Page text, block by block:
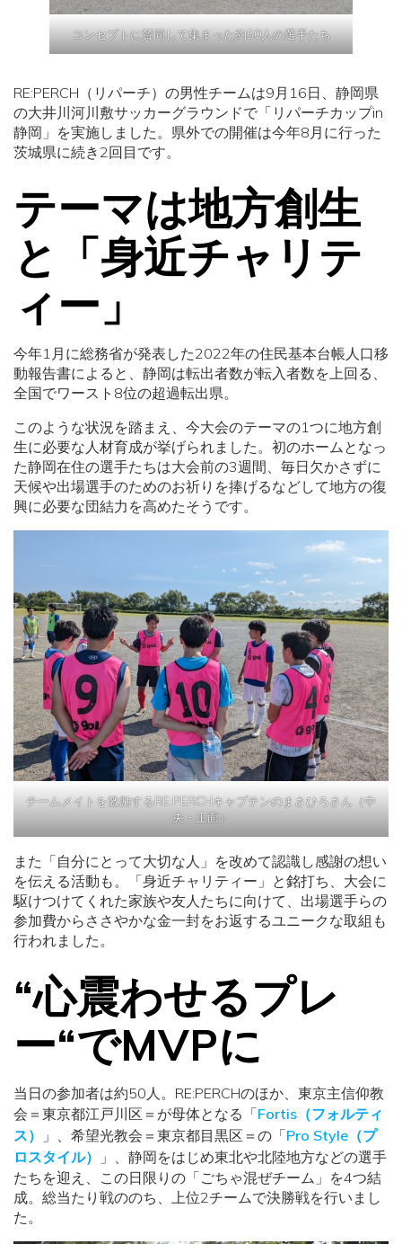
コンセプトに賛同して集まった約50人の選手たち
RE:PERCH（リパーチ）の男性チームは9月16日、静岡県
の大井川河川敷サッカーグラウンドで「リパーチカップin
静岡」を実施しました。県外での開催は今年8月に行った
茨城県に続き2回目です。
テーマは地方創生
と「身近チャリテ
ィー」
今年1月に総務省が発表した2022年の住民基本台帳人口移
動報告書によると、静岡は転出者数が転入者数を上回る、
全国でワースト8位の超過転出県。
このような状況を踏まえ、今大会のテーマの1つに地方創
生に必要な人材育成が挙げられました。初のホームとなっ
た静岡在住の選手たちは大会前の3週間、毎日欠かさずに
天候や出場選手のためのお祈りを捧げるなどして地方の復
興に必要な団結力を高めたそうです。
チームメイトを激励するRE:PERCHキャプテンのまさひろさん（中
央・正面）
また「自分にとって大切な人」を改めて認識し感謝の想い
を伝える活動も。「身近チャリティー」と銘打ち、大会に
駆けつけてくれた家族や友人たちに向けて、出場選手らの
参加費からささやかな金一封をお返するユニークな取組も
行われました。
“心震わせるプレ
ー“でMVPに
当日の参加者は約50人。RE:PERCHのほか、東京主信仰教
会＝東京都江戸川区＝が母体となる「Fortis（フォルティ
ス）
」、希望光教会＝東京都目黒区＝の「Pro Style（プ
ロスタイル）
」、静岡をはじめ東北や北陸地方などの選手
たちを迎え、この日限りの「ごちゃ混ぜチーム」を4つ結
成。総当たり戦ののち、上位2チームで決勝戦を行いまし
た。